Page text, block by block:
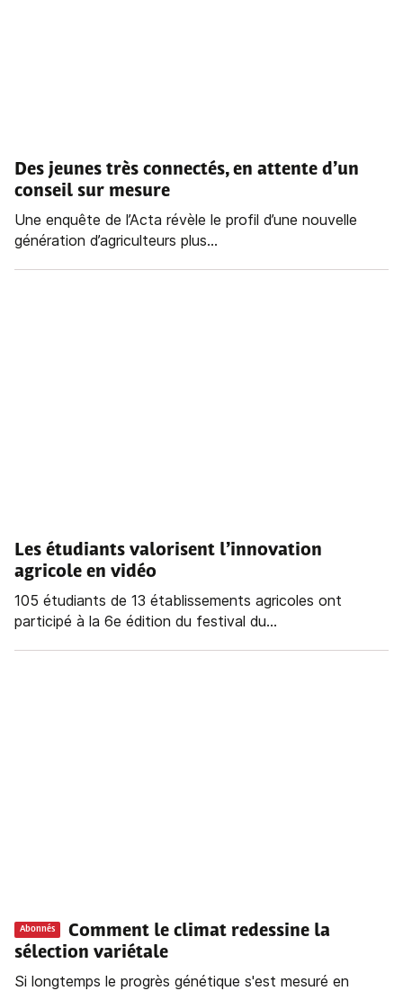
Des jeunes très connectés, en attente d’un
conseil sur mesure
Une enquête de l’Acta révèle le profil d’une nouvelle
génération d’agriculteurs plus...
Les étudiants valorisent l’innovation
agricole en vidéo
105 étudiants de 13 établissements agricoles ont
participé à la 6e édition du festival du...
Abonnés
Comment le climat redessine la
sélection variétale
Si longtemps le progrès génétique s'est mesuré en